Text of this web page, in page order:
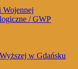
/ GWP
w Gdańsku